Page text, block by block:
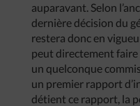
auparavant. Selon
dernière décision du
restera donc en
peut directement
un quelconque
un premier rapport
détient ce rapport, la